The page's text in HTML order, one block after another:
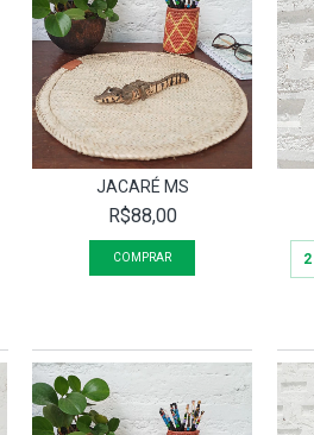
JACARÉ MS
R$88,00
2